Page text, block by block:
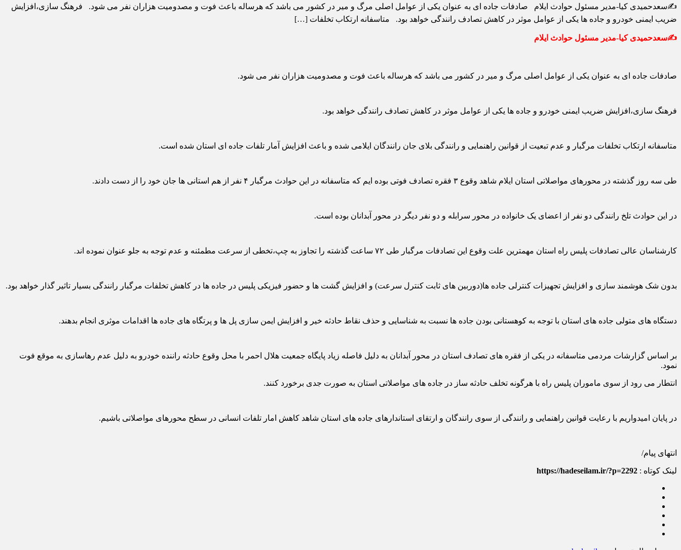
✍سعدحمیدی کیا-مدیر مسئول حوادث ایلام صادفات جاده ای به عنوان یکی از عوامل اصلی مرگ و میر در کشور می باشد که هرساله باعث فوت و مصدومیت هزاران نفر می شود. فرهنگ سازی،افزایش
ضریب ایمنی خودرو و جاده ها یکی از عوامل موثر در کاهش تصادف رانندگی خواهد بود. متاسفانه ارتکاب تخلفات […]
✍سعدحمیدی کیا-مدیر مسئول حوادث ایلام
صادفات جاده ای به عنوان یکی از عوامل اصلی مرگ و میر در کشور می باشد که هرساله باعث فوت و مصدومیت هزاران نفر می شود.
فرهنگ سازی،افزایش ضریب ایمنی خودرو و جاده ها یکی از عوامل موثر در کاهش تصادف رانندگی خواهد بود.
متاسفانه ارتکاب تخلفات مرگبار و عدم تبعیت از قوانین راهنمایی و رانندگی بلای جان رانندگان ایلامی شده و باعث افزایش آمار تلفات جاده ای استان شده است.
طی سه روز گذشته در محورهای مواصلاتی استان ایلام شاهد وقوع ۳ فقره تصادف فوتی بوده ایم که متاسفانه در این حوادث مرگبار ۴ نفر از هم استانی ها جان خود را از دست دادند.
در این حوادث تلخ رانندگی دو نفر از اعضای یک خانواده در محور سرابله و دو نفر دیگر در محور آبدانان بوده است.
کارشناسان عالی تصادفات پلیس راه استان مهمترین علت وقوع این تصادفات مرگبار طی ۷۲ ساعت گذشته را تجاوز به چپ،تخطی از سرعت مطمئنه و عدم توجه به جلو عنوان نموده اند.
بدون شک هوشمند سازی و افزایش تجهیزات کنترلی جاده ها(دوربین های ثابت کنترل سرعت) و افزایش گشت ها و حضور فیزیکی پلیس در جاده ها در کاهش تخلفات مرگبار رانندگی بسیار تاثیر گذار خواهد بود.
دستگاه های متولی جاده های استان با توجه به کوهستانی بودن جاده ها نسبت به شناسایی و حذف نقاط حادثه خیر و افزایش ایمن سازی پل ها و پرتگاه های جاده ها اقدامات موثری انجام بدهند.
بر اساس گزارشات مردمی متاسفانه در یکی از فقره های تصادف استان در محور آبدانان به دلیل فاصله زیاد پایگاه جمعیت هلال احمر با محل وقوع حادثه راننده خودرو به دلیل عدم رهاسازی به موقع فوت
نمود.
انتطار می رود از سوی ماموران پلیس راه با هرگونه تخلف حادثه ساز در جاده های مواصلاتی استان به صورت جدی برخورد کنند.
در پایان امیدواریم با رعایت قوانین راهنمایی و رانندگی از سوی رانندگان و ارتقای استاندارهای جاده های استان شاهد کاهش امار تلفات انسانی در سطح محورهای مواصلاتی باشیم.
انتهای پیام/
لینک کوتاه : https://hadeseilam.ir/?p=2292